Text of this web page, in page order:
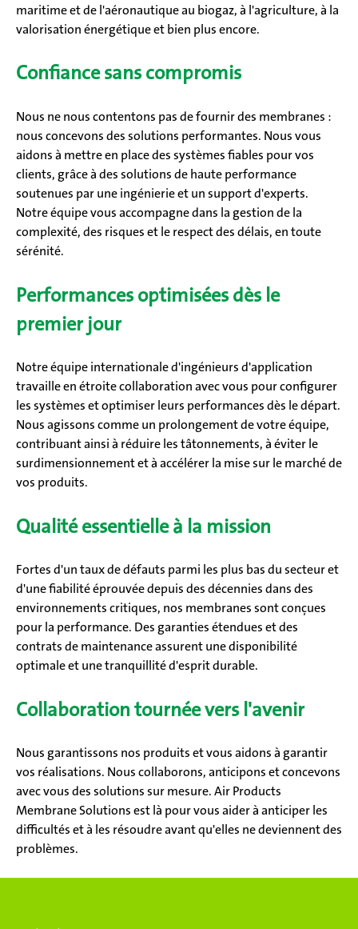
maritime et de l'aéronautique au biogaz, à l'agriculture, à la
valorisation énergétique et bien plus encore.
Confiance sans compromis
Nous ne nous contentons pas de fournir des membranes :
nous concevons des solutions performantes. Nous vous
aidons à mettre en place des systèmes fiables pour vos
clients, grâce à des solutions de haute performance
soutenues par une ingénierie et un support d'experts.
Notre équipe vous accompagne dans la gestion de la
complexité, des risques et le respect des délais, en toute
sérénité.
Performances optimisées dès le
premier jour
Notre équipe internationale d'ingénieurs d'application
travaille en étroite collaboration avec vous pour configurer
les systèmes et optimiser leurs performances dès le départ.
Nous agissons comme un prolongement de votre équipe,
contribuant ainsi à réduire les tâtonnements, à éviter le
surdimensionnement et à accélérer la mise sur le marché de
vos produits.
Qualité essentielle à la mission
Fortes d'un taux de défauts parmi les plus bas du secteur et
d'une fiabilité éprouvée depuis des décennies dans des
environnements critiques, nos membranes sont conçues
pour la performance. Des garanties étendues et des
contrats de maintenance assurent une disponibilité
optimale et une tranquillité d'esprit durable.
Collaboration tournée vers l'avenir
Nous garantissons nos produits et vous aidons à garantir
vos réalisations. Nous collaborons, anticipons et concevons
avec vous des solutions sur mesure. Air Products
Membrane Solutions est là pour vous aider à anticiper les
difficultés et à les résoudre avant qu'elles ne deviennent des
problèmes.